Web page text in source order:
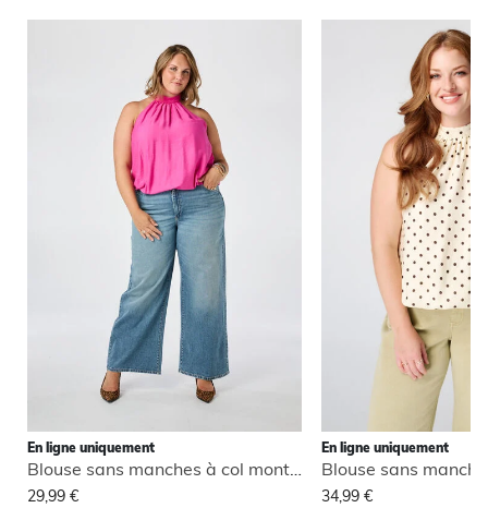
En ligne uniquement
Blouse sans manches à col montant
29,99 €
En ligne uniquement
34,99 €